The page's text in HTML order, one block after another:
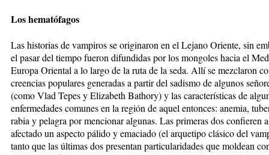
Los hematófagos
Las historias de vampiros se originaron en el Lejano Oriente, sin
el pasar del tiempo fueron difundidas por los mongoles hacia el
Europa Oriental a lo largo de la ruta de la seda. Allí se mezclaron
creencias populares generadas a partir del sadismo de algunos
(como Vlad Tepes y Elizabeth Bathory) y las características de
enfermedades comunes en la región de aquel entonces: anemia,
rabia y pelagra por mencionar algunas. Las primeras dos confieren
afectado un aspecto pálido y emaciado (el arquetipo clásico del
tanto que las últimas dos presentan particularidades que moldean